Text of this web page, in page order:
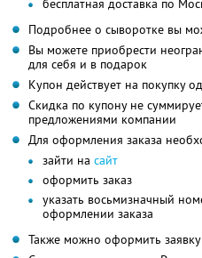
бесплатная доставка по
Подробнее о сыворотке вы
Вы можете приобрести
для себя и в подарок
Купон действует на покупку
Скидка по купону не
предложениями компании
Для оформления заказа
зайти на сайт
оформить заказ
указать восьмизначный
оформлении заказа
Также можно оформить